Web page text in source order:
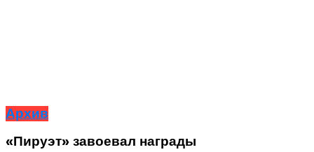
Архив
«Пируэт» завоевал награды